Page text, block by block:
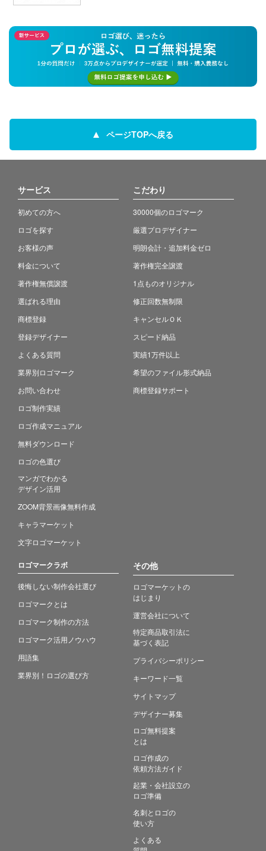
ページTOPへ戻る
サービス
初めての方へ
ロゴを探す
お客様の声
料金について
著作権無償譲渡
選ばれる理由
商標登録
登録デザイナー
よくある質問
業界別ロゴマーク
お問い合わせ
ロゴ制作実績
ロゴ作成マニュアル
無料ダウンロード
ロゴの色選び
マンガでわかる
デザイン活用
ZOOM背景画像無料作成
キャラマーケット
文字ロゴマーケット
こだわり
30000個のロゴマーク
厳選プロデザイナー
明朗会計・追加料金ゼロ
著作権完全譲渡
1点ものオリジナル
修正回数無制限
キャンセルＯＫ
スピード納品
実績1万件以上
希望のファイル形式納品
商標登録サポート
ロゴマークラボ
後悔しない制作会社選び
ロゴマークとは
ロゴマーク制作の方法
ロゴマーク活用ノウハウ
用語集
業界別！ロゴの選び方
その他
ロゴマーケットの
はじまり
運営会社について
特定商品取引法に
基づく表記
プライバシーポリシー
キーワード一覧
サイトマップ
デザイナー募集
ロゴ無料提案
とは
ロゴ作成の
依頼方法ガイド
起業・会社設立の
ロゴ準備
名刺とロゴの
使い方
よくある